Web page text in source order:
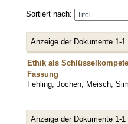
Sortiert nach:
Anzeige der Dokumente 1-1
Ethik als
Fassung
Fehling, Jochen; Meisch,
Anzeige der Dokumente 1-1